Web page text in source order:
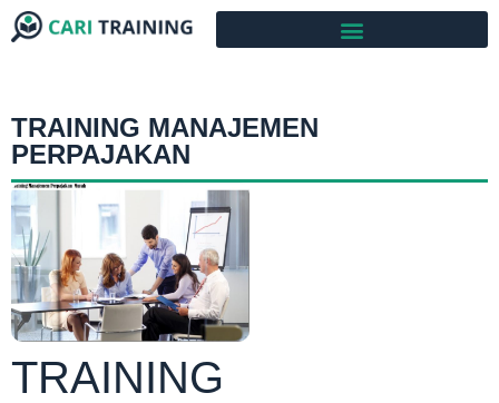
TRAINING MANAJEMEN
PERPAJAKAN
TRAINING